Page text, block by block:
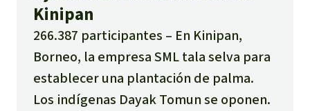
Kinipan
266.387 participantes
En Kinipan,
Borneo, la empresa SML tala selva para
establecer una plantación de palma.
Los indígenas Dayak Tomun se oponen.